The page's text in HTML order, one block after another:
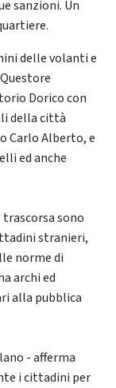
sanzioni. Un
delle volanti e
Dorico con
della città
Carlo Alberto, e
ed anche
sono
stranieri,
norme di
archi ed
alla pubblica
- afferma
i cittadini per